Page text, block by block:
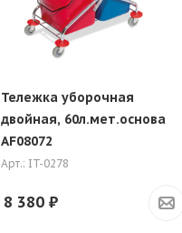
Тележка уборочная
двойная, 60л.мет.основа
AF08072
Арт.: IT-0278
8 380 ₽